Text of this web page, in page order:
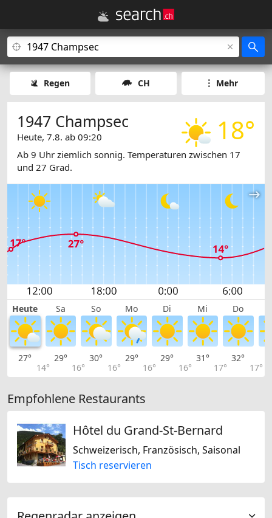
Regen CH Mehr
18°
1947 Champsec
Heute, 7.8. ab 09:20
Ab 9 Uhr ziemlich sonnig. Temperaturen zwischen 17
und 27 Grad.
Heute Sa So Mo Di Mi Do
27°
14°
29°
16°
30°
16°
29°
16°
29°
16°
31°
17°
32°
17°
Empfohlene Restaurants
Hôtel du Grand-St-Bernard
Schweizerisch, Französisch, Saisonal
Tisch reservieren